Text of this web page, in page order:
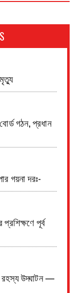
গঠন, প্রধান
গয়না দরঃ-
পূর্ব
রহস্য উদ্ঘাটন —